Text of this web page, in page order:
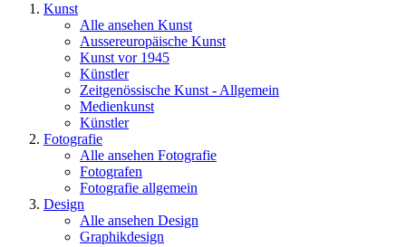
Kunst
Alle ansehen Kunst
Aussereuropäische Kunst
Kunst vor 1945
Künstler
Zeitgenössische Kunst - Allgemein
Medienkunst
Künstler
Fotografie
Alle ansehen Fotografie
Fotografen
Fotografie allgemein
Design
Alle ansehen Design
Graphikdesign